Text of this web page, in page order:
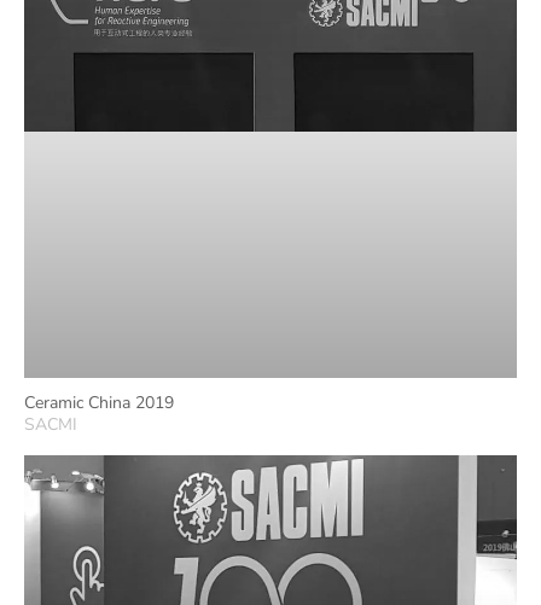
Ceramic China 2019
SACMI